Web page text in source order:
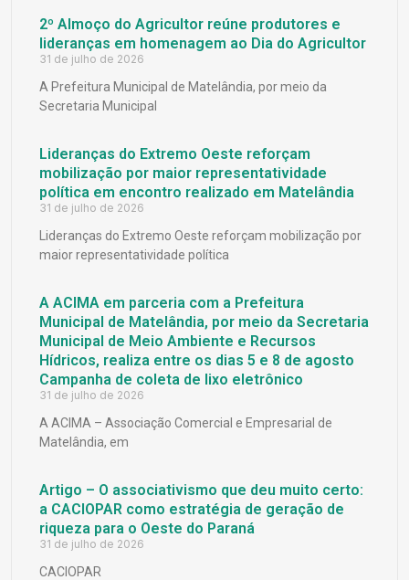
2º Almoço do Agricultor reúne produtores e
lideranças em homenagem ao Dia do Agricultor
31 de julho de 2026
A Prefeitura Municipal de Matelândia, por meio da
Secretaria Municipal
Lideranças do Extremo Oeste reforçam
mobilização por maior representatividade
política em encontro realizado em Matelândia
31 de julho de 2026
Lideranças do Extremo Oeste reforçam mobilização por
maior representatividade política
A ACIMA em parceria com a Prefeitura
Municipal de Matelândia, por meio da Secretaria
Municipal de Meio Ambiente e Recursos
Hídricos, realiza entre os dias 5 e 8 de agosto
Campanha de coleta de lixo eletrônico
31 de julho de 2026
A ACIMA – Associação Comercial e Empresarial de
Matelândia, em
Artigo – O associativismo que deu muito certo:
a CACIOPAR como estratégia de geração de
riqueza para o Oeste do Paraná
31 de julho de 2026
CACIOPAR